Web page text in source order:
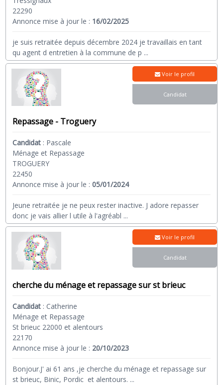
22290
Annonce mise à jour le : 16/02/2025
je suis retraitée depuis décembre 2024 je travaillais en tant
qu agent d entretien à la commune de p ...
Repassage - Troguery
Candidat : Pascale
Ménage et Repassage
TROGUERY
22450
Annonce mise à jour le :05/01/2024
Jeune retraitée je ne peux rester inactive. J adore repasser
donc je vais allier l utile à l'agréabl ...
Voir le profil
Candidat
cherche du ménage et repassage sur st brieuc
Candidat : Catherine
Ménage et Repassage
St brieuc 22000 et alentours
22170
Annonce mise à jour le : 20/10/2023
Bonjour.J' ai 61 ans ,je cherche du ménage et repassage sur
st brieuc, Binic, Pordic et alentours. ...
Voir le profil
Candidat